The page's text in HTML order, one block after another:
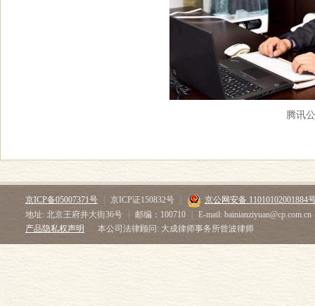
腾讯
京ICP备05007371号 京ICP证150832号
京公网安备 11010102001884
地址: 北京王府井大街36号
邮编：100710
E-mail: bainianziyuan@cp.com.cn
产品隐私权声明
本公司法律顾问: 大成律师事务所曾波律师